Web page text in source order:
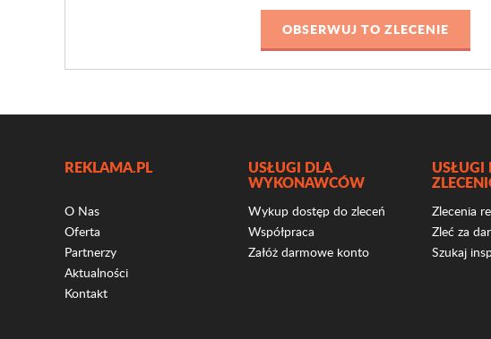
REKLAMA.PL
O Nas
Oferta
Partnerzy
Aktualności
Kontakt
USŁUGI DLA
WYKONAWCÓW
Wykup dostęp do zleceń
Współpraca
Załóż darmowe konto
USŁUGI
Zlecenia
Zleć za
Szukaj